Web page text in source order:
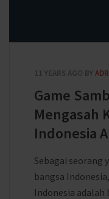
11 YEARS AGO BY
Game
Mengasah
Indonesia
Sebagai seorang
bangsa
Indonesia